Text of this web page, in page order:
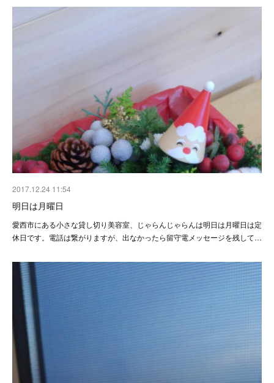
2017.12.24 11:54
明日は月曜日
愛西市にある小さな貸し切り美容室、じゃらんじゃらんは明日は月曜日は定
休日です。電話は繋がりますが、出なかったら留守電メッセージを残して…